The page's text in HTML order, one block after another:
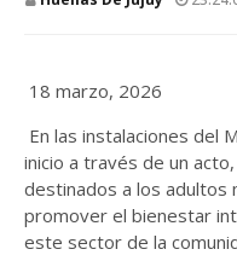
18 marzo, 2026
En las instalaciones del
inicio a través de un
destinados a los adultos
promover el bienestar
este sector de la